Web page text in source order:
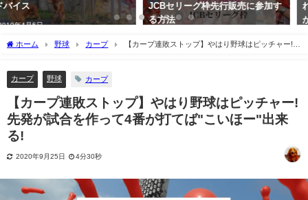
JCBセリーグ枠先行販売に参加す
る方法
れを見れば先行販売の狙い目がわ
かる
ホーム 野球 カープ
【カープ連敗ストップ】やはり野球はピッチャー!先
カープ 野球 カープ
【カープ連敗ストップ】やはり野球はピッチャー!
先発が試合を作って4番が打てば"こいほー"出来
る!
2020年9月25日 4分30秒